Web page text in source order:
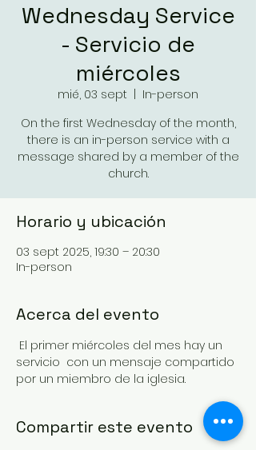
Wednesday Service
- Servicio de
miércoles
mié, 03 sept
In-person
On the first Wednesday of the month,
there is an in-person service with a
message shared by a member of the
church.
Horario y ubicación
03 sept 2025, 19:30 – 20:30
In-person
Acerca del evento
El primer miércoles del mes hay un
servicio  con un mensaje compartido
por un miembro de la iglesia.
Compartir este evento